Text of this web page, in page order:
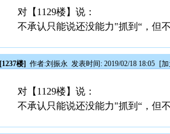
对【1129楼】说：
不承认只能说还没能力"抓到“，但
[1237楼] 作者:刘振永 发表时间: 2019/02/18 18:05 [加
对【1129楼】说：
不承认只能说还没能力"抓到“，但